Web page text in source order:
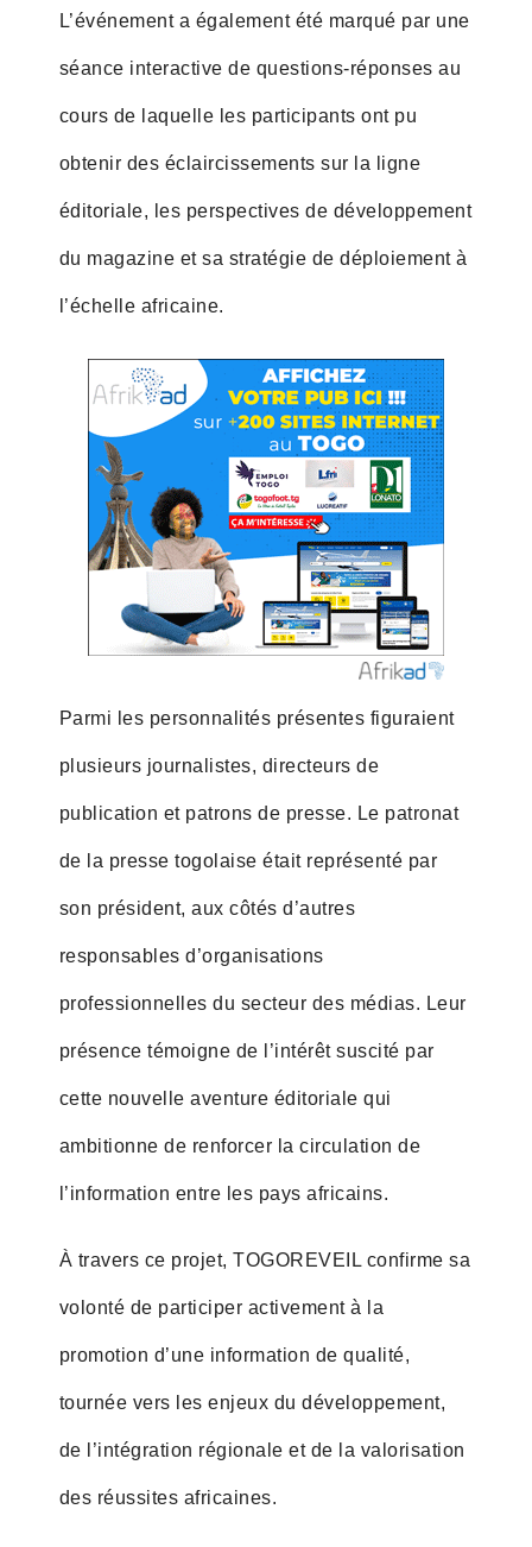
L’événement a également été marqué par une
séance interactive de questions-réponses au
cours de laquelle les participants ont pu
obtenir des éclaircissements sur la ligne
éditoriale, les perspectives de développement
du magazine et sa stratégie de déploiement à
l’échelle africaine.
Parmi les personnalités présentes figuraient
plusieurs journalistes, directeurs de
publication et patrons de presse. Le patronat
de la presse togolaise était représenté par
son président, aux côtés d’autres
responsables d’organisations
professionnelles du secteur des médias. Leur
présence témoigne de l’intérêt suscité par
cette nouvelle aventure éditoriale qui
ambitionne de renforcer la circulation de
l’information entre les pays africains.
À travers ce projet, TOGOREVEIL confirme sa
volonté de participer activement à la
promotion d’une information de qualité,
tournée vers les enjeux du développement,
de l’intégration régionale et de la valorisation
des réussites africaines.